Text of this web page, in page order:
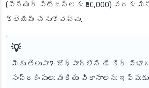
(సీనియర్ సిటిజన్లకు ₹50,000) వరకు
క్లెయిమ్ చేసుకోవచ్చు.
మీకు తెలుసా?: జోధ్‌పూర్‌లోని డే కేర్
సంప్రదింపులు మరియు విధానాలను